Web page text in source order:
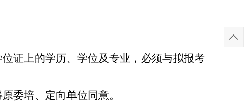
证上的学历、学位及专业，必须与拟报考
委培、定向单位同意。